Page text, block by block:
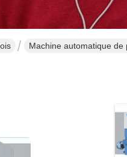
Machine automatique